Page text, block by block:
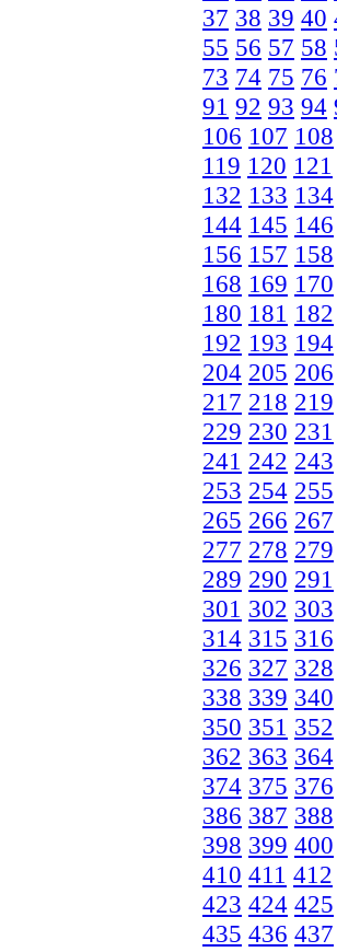
37 38 39 40
55 56 57 58
73 74 75 76
91 92 93 94
106 107 108
119 120 121
132 133 134
144 145 146
156 157 158
168 169 170
180 181 182
192 193 194
204 205 206
217 218 219
229 230 231
241 242 243
253 254 255
265 266 267
277 278 279
289 290 291
301 302 303
314 315 316
326 327 328
338 339 340
350 351 352
362 363 364
374 375 376
386 387 388
398 399 400
410 411 412
423 424 425
435 436 437